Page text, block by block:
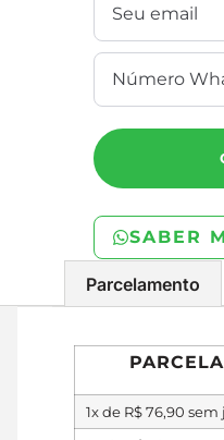
SABER
Parcelamento
1x de R$76,90 sem